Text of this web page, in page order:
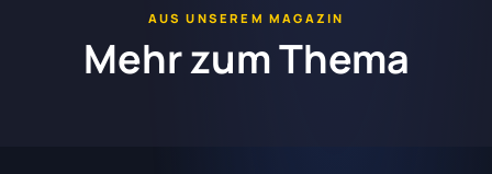
AUS UNSEREM MAGAZIN
Mehr zum Thema